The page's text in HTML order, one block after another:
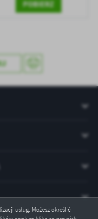
usług. Możesz określić
prezentujących nasze
mediów
POBIERZ